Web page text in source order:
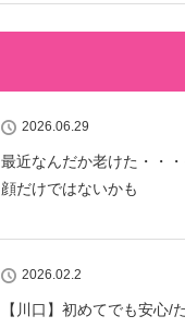
2026.06.29
最近なんだか老けた・・
顔だけではないかも
2026.02.2
【川口】初めてでも安心/